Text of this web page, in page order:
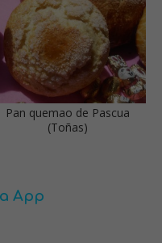
Pan quemao de Pascua
(Toñas)
App